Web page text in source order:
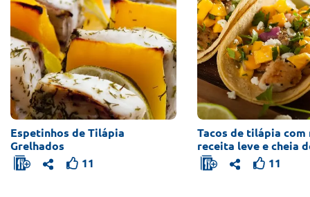
Espetinhos de Tilápia
Grelhados
11
Tacos de tilápia com
receita leve e cheia
11